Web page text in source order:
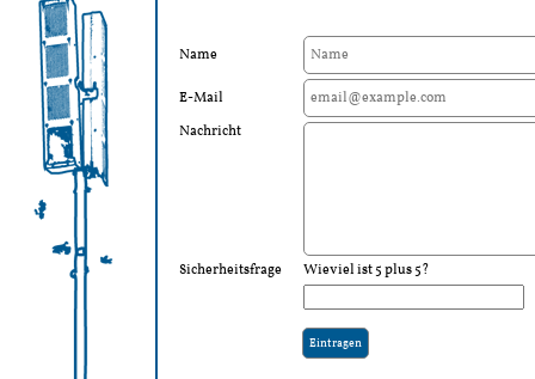
Name
E-Mail
Nachricht
Sicherheitsfrage Wieviel ist 5 plus 5?